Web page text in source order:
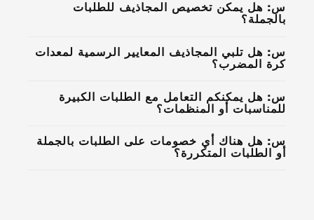
س: هل يمكن تخصيص المجاذيف للطلبات
بالجملة؟
س: هل تلبي المجاذيف المعايير الرسمية لمعدات
كرة المضرب؟
س: هل يمكنكم التعامل مع الطلبات الكبيرة
للمناسبات أو المنظمات؟
س: هل هناك أي خصومات على الطلبات بالجملة
أو الطلبات المتكررة؟